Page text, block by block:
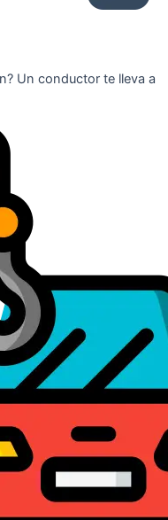
Un conductor te lleva a